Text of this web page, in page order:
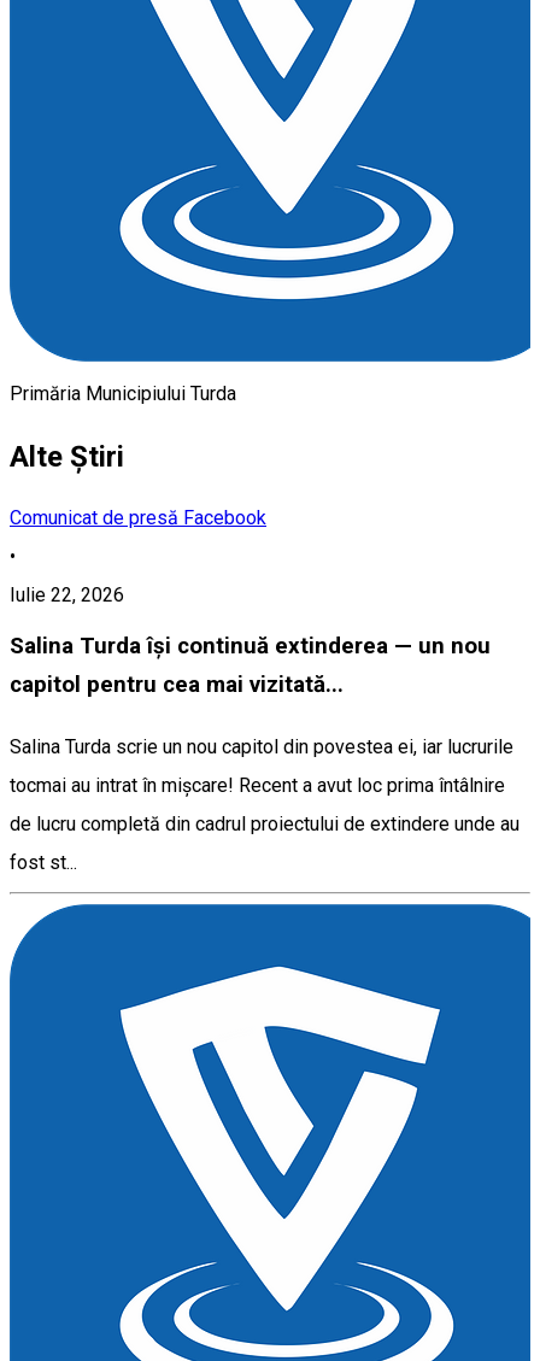
Primăria Municipiului Turda
Alte Știri
Comunicat de presă Facebook
•
Iulie 22, 2026
Salina Turda își continuă extinderea — un nou
capitol pentru cea mai vizitată...
Salina Turda scrie un nou capitol din povestea ei, iar lucrurile
tocmai au intrat în mișcare! Recent a avut loc prima întâlnire
de lucru completă din cadrul proiectului de extindere unde au
fost st...